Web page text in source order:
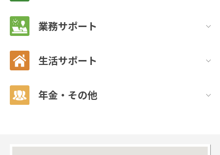
業務サポート
生活サポート
年金・その他